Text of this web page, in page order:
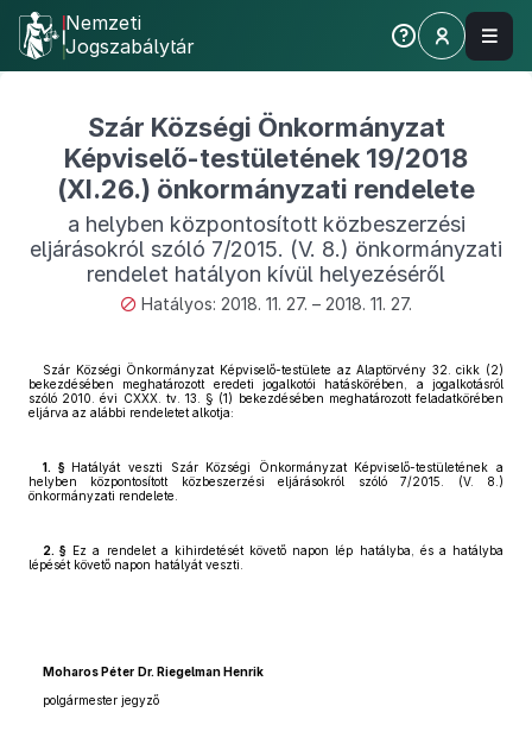
Nemzeti
Jogszabálytár
Szár Községi Önkormányzat
Képviselő-testületének 19/2018
(XI.26.) önkormányzati rendelete
a helyben központosított közbeszerzési
eljárásokról szóló 7/2015. (V. 8.) önkormányzati
rendelet hatályon kívül helyezéséről
Hatályos: 2018. 11. 27. – 2018. 11. 27.
Szár Községi Önkormányzat Képviselő-testülete az Alaptörvény 32. cikk (2)
bekezdésében meghatározott eredeti jogalkotói hatáskörében, a jogalkotásról
szóló 2010. évi CXXX. tv. 13. § (1) bekezdésében meghatározott feladatkörében
eljárva az alábbi rendeletet alkotja:
1. § Hatályát veszti Szár Községi Önkormányzat Képviselő-testületének a
helyben központosított közbeszerzési eljárásokról szóló 7/2015. (V. 8.)
önkormányzati rendelete.
2. § Ez a rendelet a kihirdetését követő napon lép hatályba, és a hatályba
lépését követő napon hatályát veszti.
Moharos Péter Dr. Riegelman Henrik
polgármester jegyző